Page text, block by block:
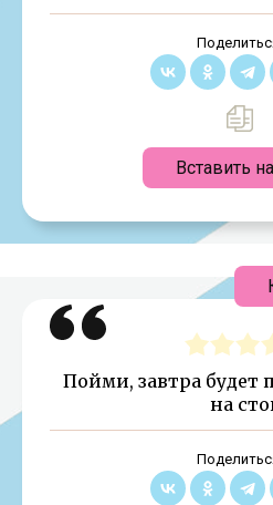
Вставить
Пойми, завтра будет
на